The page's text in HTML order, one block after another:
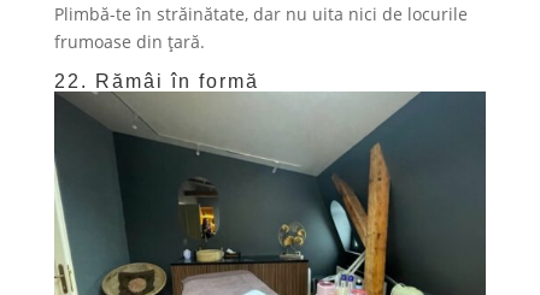
Plimbă-te în străinătate, dar nu uita nici de locurile
frumoase din țară.
22. Rămâi în formă